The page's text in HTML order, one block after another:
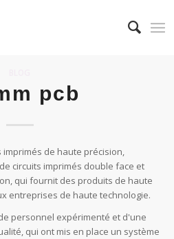
pcb
imprimés de haute précision,
circuits imprimés double face et
qui fournit des produits de haute
entreprises de haute technologie.
personnel expérimenté et d'une
qui ont mis en place un système